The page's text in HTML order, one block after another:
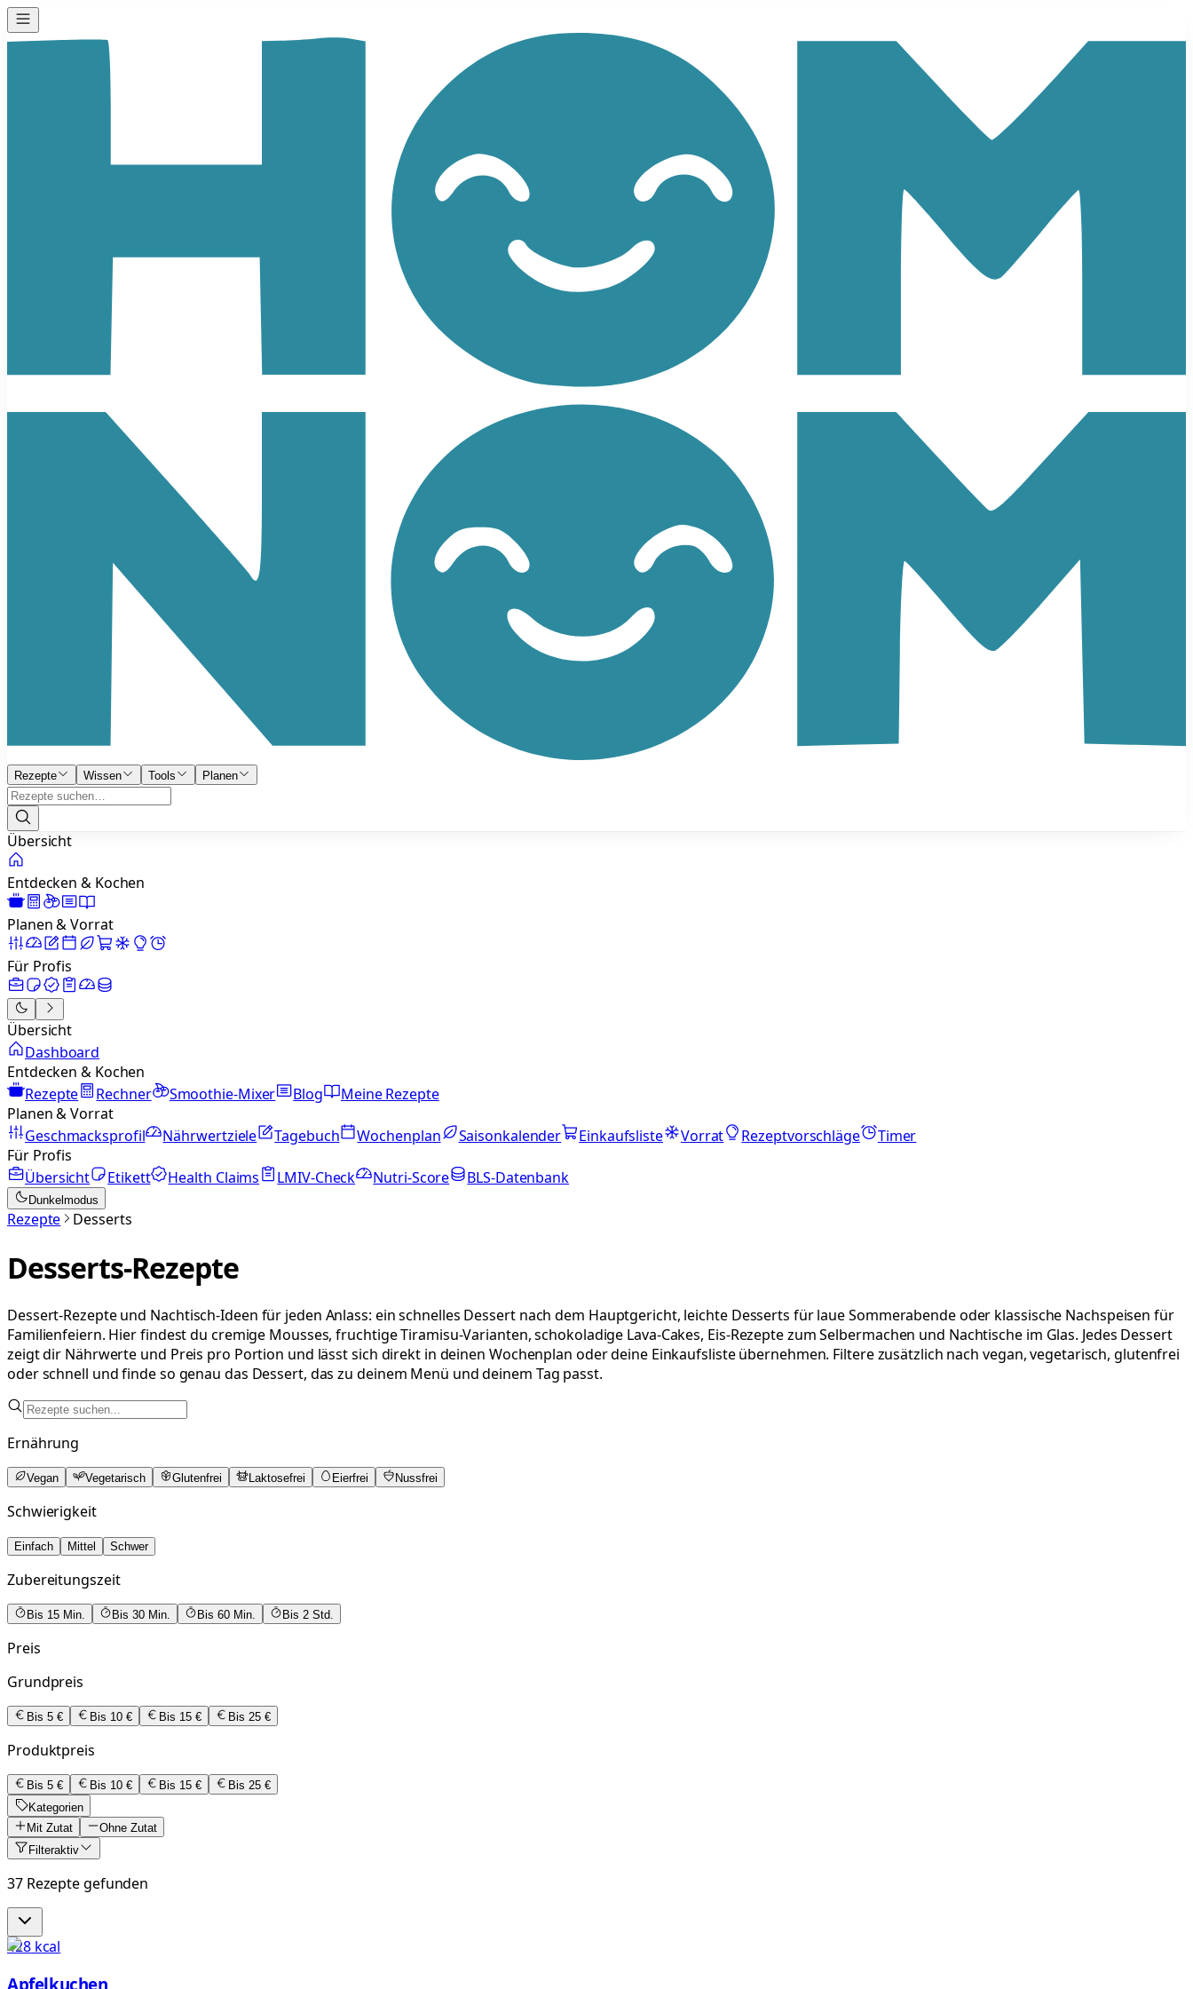
Rezepte Wissen Tools Planen
Übersicht
Entdecken & Kochen
Planen & Vorrat
Für Profis
Übersicht
Dashboard
Entdecken & Kochen
Rezepte
Rechner Smoothie-Mixer Blog
Meine Rezepte
Planen & Vorrat
Geschmacksprofil
Nährwertziele Tagebuch Wochenplan Saisonkalender Einkaufsliste Vorrat Rezeptvorschläge
Timer
Für Profis
Übersicht
Etikett Health Claims LMIV-Check Nutri-Score BLS-Datenbank
Dunkelmodus
Rezepte Desserts
Desserts-Rezepte
Dessert-Rezepte und Nachtisch-Ideen für jeden Anlass: ein schnelles Dessert nach dem Hauptgericht, leichte Desserts für laue Sommerabende oder klassische Nachspeisen für
Familienfeiern. Hier findest du cremige Mousses, fruchtige Tiramisu-Varianten, schokoladige Lava-Cakes, Eis-Rezepte zum Selbermachen und Nachtische im Glas. Jedes Dessert
zeigt dir Nährwerte und Preis pro Portion und lässt sich direkt in deinen Wochenplan oder deine Einkaufsliste übernehmen. Filtere zusätzlich nach vegan, vegetarisch, glutenfrei
oder schnell und finde so genau das Dessert, das zu deinem Menü und deinem Tag passt.
Ernährung
Vegan Vegetarisch Glutenfrei Laktosefrei Eierfrei Nussfrei
Schwierigkeit
Einfach Mittel Schwer
Zubereitungszeit
Bis 15 Min. Bis 30 Min. Bis 60 Min. Bis 2 Std.
Preis
Grundpreis
Bis 5 € Bis 10 € Bis 15 € Bis 25 €
Produktpreis
Bis 5 € Bis 10 € Bis 15 €
Bis 25 €
Kategorien
Mit Zutat
Ohne Zutat
Filteraktiv
37 Rezepte gefunden
428kcal
Apfelkuchen